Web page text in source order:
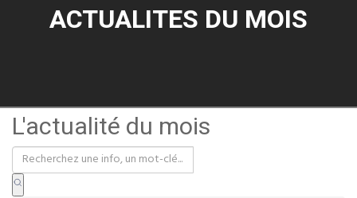
ACTUALITES DU MOIS
L'actualité du mois